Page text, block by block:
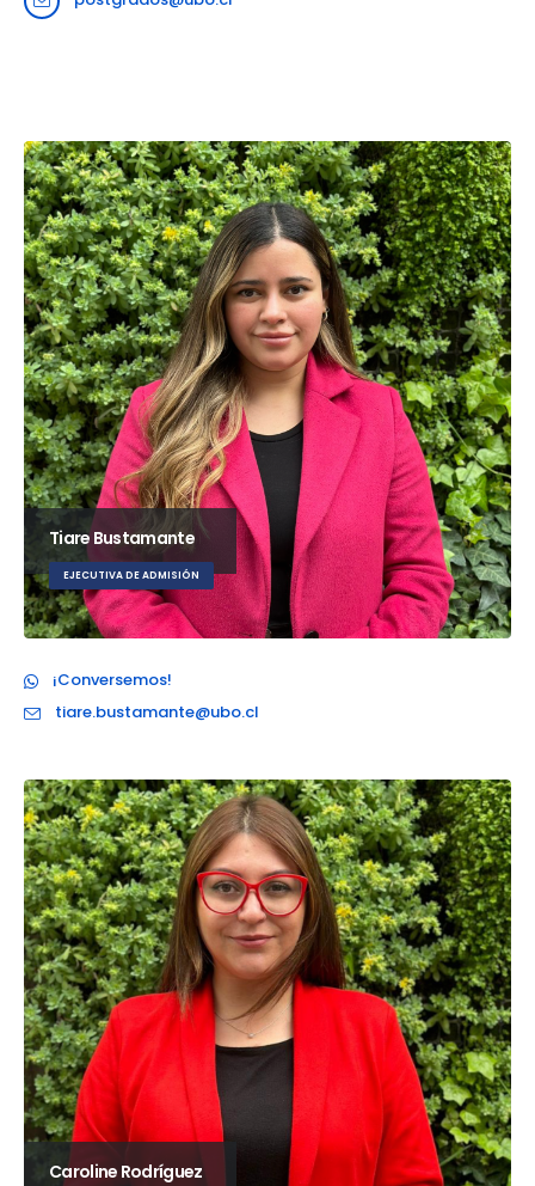
Tiare Bustamante
EJECUTIVA DE ADMISIÓN
¡Conversemos!
tiare.bustamante@ubo.cl
Caroline Rodríguez